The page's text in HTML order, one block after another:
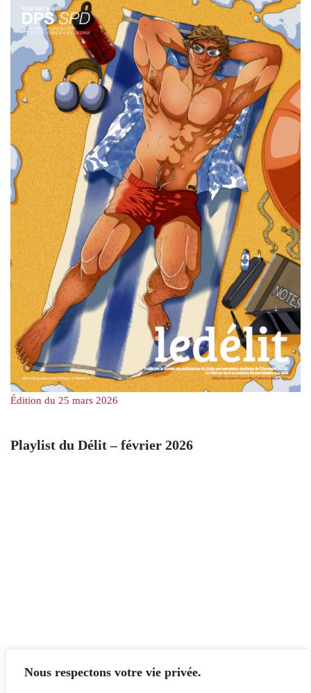
Nous respectons votre vie privée.
Édition du 25 mars 2026
Playlist du Délit – février 2026